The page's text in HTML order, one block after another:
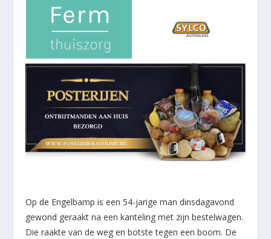
Op de Engelbamp is een 54-jarige man dinsdagavond
gewond geraakt na een kanteling met zijn bestelwagen.
Die raakte van de weg en botste tegen een boom. De